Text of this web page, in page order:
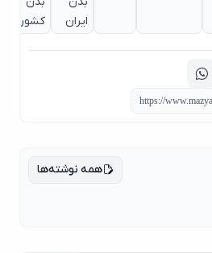
کشور
همه نوشته‌ها